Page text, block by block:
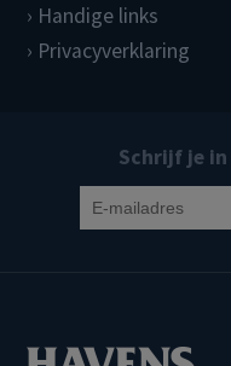
Handige links
Privacyverklaring
Schrijf je